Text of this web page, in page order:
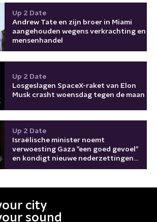
Up 2 Date
Andrew Tate en zijn broer in Miami
aangehouden wegens verkrachting en
mensenhandel
Up 2 Date
Losgeslagen SpaceX-raket van Elon
Musk crasht woensdag tegen de maan
Up 2 Date
Israëlische minister noemt
verwoesting Gaza "een goed gevoel"
en kondigt nieuwe nederzettingen
city
sound